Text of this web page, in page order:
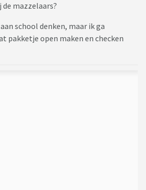
mazzelaars?
school denken, maar ik ga
pakketje open maken en checken